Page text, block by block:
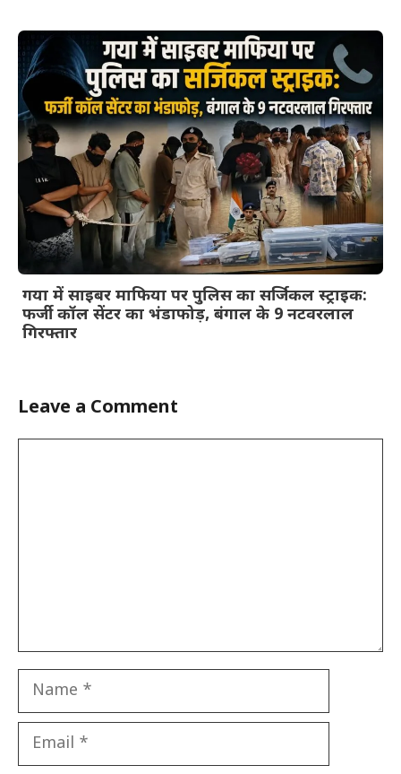
गया में साइबर माफिया पर पुलिस का सर्जिकल स्ट्राइक:
फर्जी कॉल सेंटर का भंडाफोड़, बंगाल के 9 नटवरलाल
गिरफ्तार
Leave a Comment
Name
Email